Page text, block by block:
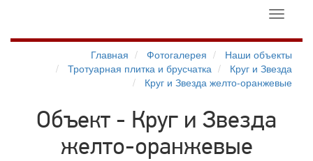
Toggle
Главная
Фотогалерея
Наши объекты
Тротуарная плитка и брусчатка
Круг и Звезда
Круг и Звезда желто-оранжевые
Объект - Круг и Звезда
желто-оранжевые